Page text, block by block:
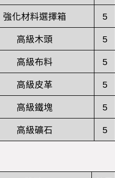
強化材料選擇箱 5
高級木頭 5
高級布料 5
高級皮革 5
高級鐵塊 5
高級礦石 5